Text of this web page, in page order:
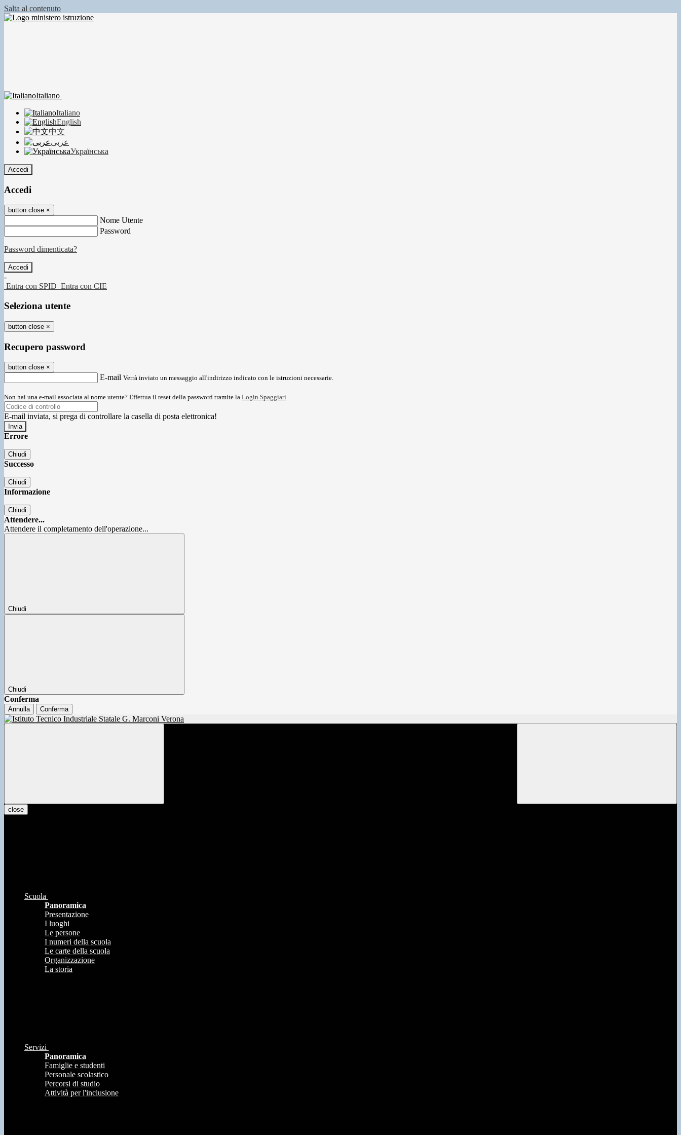
Salta al contenuto
Italiano
Italiano
English
中文
عربى
Українська
Accedi
Accedi
button close ×
Nome Utente
Password
Password dimenticata?
-
Entra con SPID Entra con CIE
Seleziona utente
button close ×
Recupero password
button close ×
E-mail Verrà inviato un messaggio all'indirizzo indicato con le istruzioni necessarie.
Non hai una e-mail associata al nome utente? Effettua il reset della password tramite la Login Spaggiari
E-mail inviata, si prega di controllare la casella di posta elettronica!
Errore
Chiudi
Successo
Chiudi
Informazione
Chiudi
Attendere...
Attendere il completamento dell'operazione...
Chiudi
Chiudi
Conferma
Annulla Conferma
close
Scuola
Panoramica
Presentazione
I luoghi
Le persone
I numeri della scuola
Le carte della scuola
Organizzazione
La storia
Servizi
Panoramica
Famiglie e studenti
Personale scolastico
Percorsi di studio
Attività per l'inclusione